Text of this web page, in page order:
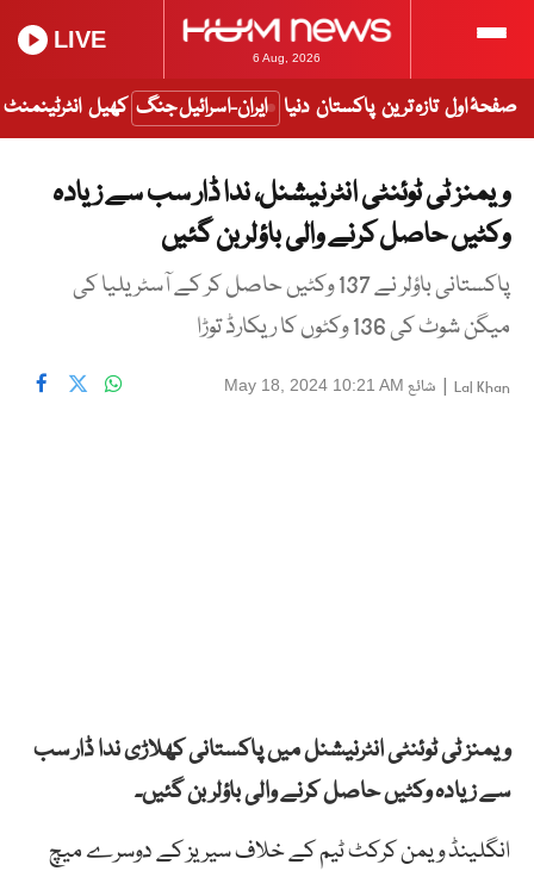
6 Aug, 2026
LIVE
صفحۂ اول تازہ ترین پاکستان دنیا ایران-اسرائیل جنگ کھیل انٹرٹینمنٹ
ویمنز ٹی ٹوئنٹی انٹرنیشنل، ندا ڈار سب سے زیادہ
وکٹیں حاصل کرنے والی باؤلر بن گئیں
پاکستانی باؤلر نے 137 وکٹیں حاصل کر کے آسٹریلیا کی
میگن شوٹ کی 136 وکٹوں کا ریکارڈ توڑا
Lal Khan
| شائع May 18, 2024 10:21 AM
ویمنز ٹی ٹوئنٹی انٹرنیشنل میں پاکستانی کھلاڑی ندا ڈار سب
سے زیادہ وکٹیں حاصل کرنے والی باؤلر بن گئیں۔
انگلینڈ ویمن کرکٹ ٹیم کے خلاف سیریز کے دوسرے میچ